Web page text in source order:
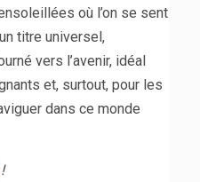
où l’on se sent
titre universel,
vers l’avenir, idéal
et, surtout, pour les
dans ce monde